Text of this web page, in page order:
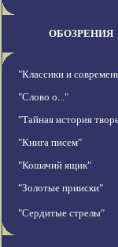
ОБОЗРЕНИЯ
"Классики и
"Слово о..."
"Тайная история
"Книга писем"
"Кошачий ящик"
"Золотые прииски"
"Сердитые стрелы"